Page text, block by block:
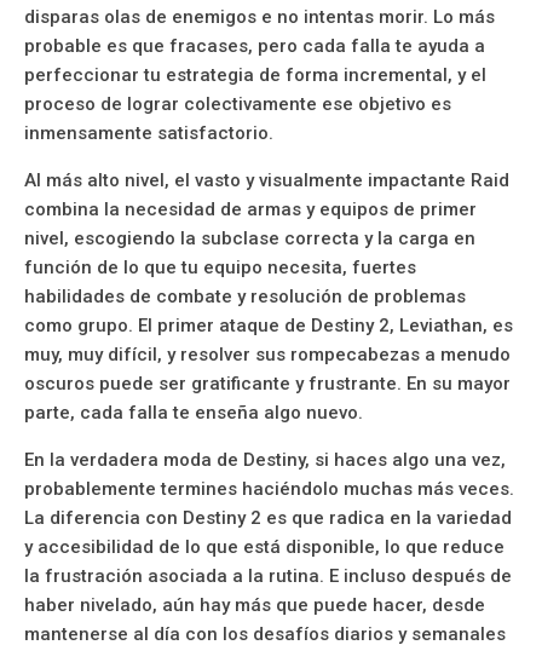
disparas olas de enemigos e no intentas morir. Lo más
probable es que fracases, pero cada falla te ayuda a
perfeccionar tu estrategia de forma incremental, y el
proceso de lograr colectivamente ese objetivo es
inmensamente satisfactorio.
Al más alto nivel, el vasto y visualmente impactante Raid
combina la necesidad de armas y equipos de primer
nivel, escogiendo la subclase correcta y la carga en
función de lo que tu equipo necesita, fuertes
habilidades de combate y resolución de problemas
como grupo. El primer ataque de Destiny 2, Leviathan, es
muy, muy difícil, y resolver sus rompecabezas a menudo
oscuros puede ser gratificante y frustrante. En su mayor
parte, cada falla te enseña algo nuevo.
En la verdadera moda de Destiny, si haces algo una vez,
probablemente termines haciéndolo muchas más veces.
La diferencia con Destiny 2 es que radica en la variedad
y accesibilidad de lo que está disponible, lo que reduce
la frustración asociada a la rutina. E incluso después de
haber nivelado, aún hay más que puede hacer, desde
mantenerse al día con los desafíos diarios y semanales